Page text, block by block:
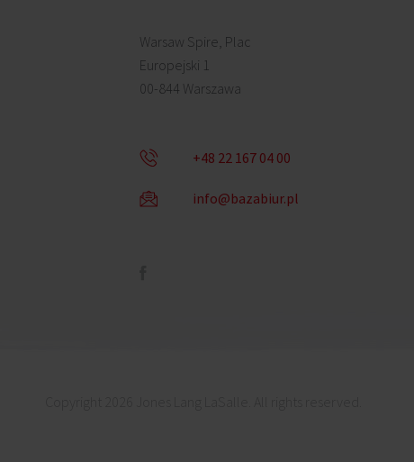
Warsaw Spire, Plac
Europejski 1
00-844 Warszawa
+48 22 167 04 00
info@bazabiur.pl